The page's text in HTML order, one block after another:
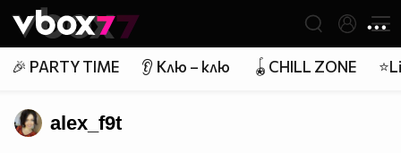
👾
🎉 PARTY TIME 👂 Клю – клю 🪀CHILL ZONE
alex_f9t